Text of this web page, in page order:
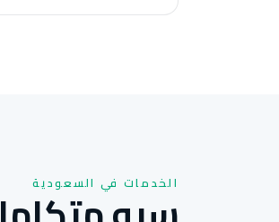
الخدمات في السعودية